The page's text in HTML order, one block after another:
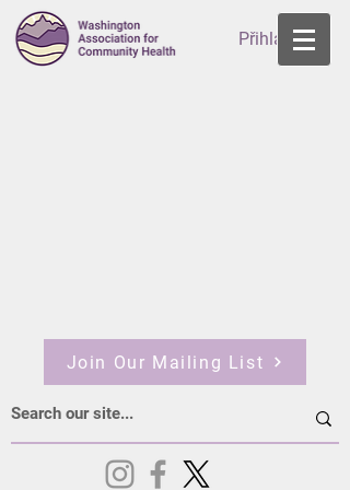
Přihlásit se
Join Our Mailing List